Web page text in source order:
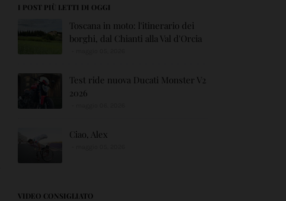
I POST PIÙ LETTI DI OGGI
Toscana in moto: l'itinerario dei
borghi, dal Chianti alla Val d'Orcia
Test ride nuova Ducati Monster V2
2026
Ciao, Alex
VIDEO CONSIGLIATO